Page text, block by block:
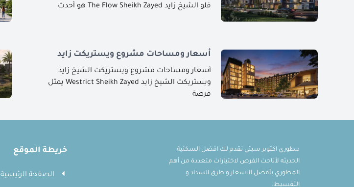
فلو الشيخ زايد The Flow Sheikh Zayed هو أحدث
أسعار ومساحات مشروع ويستريكت زايد
أسعار ومساحات مشروع ويستريكت الشيخ زايد
ويستريكت الشيخ زايد Westrict Sheikh Zayed يمثل
فرصة
مطوري اكتوبر سيتي نقدم لك افضل السكنية
الحديثه لأتاحت الفرص لاختيارات متعددة من أهم
المطوري بأفضل الاسعار و طرق السداد و
التقسيط.
خريطة الموقع
الصفحة الرئيسية